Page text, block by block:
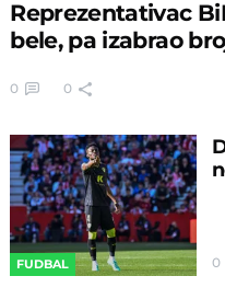
Reprezentativac
bele, pa izabrao
0 0
FUDBAL 0